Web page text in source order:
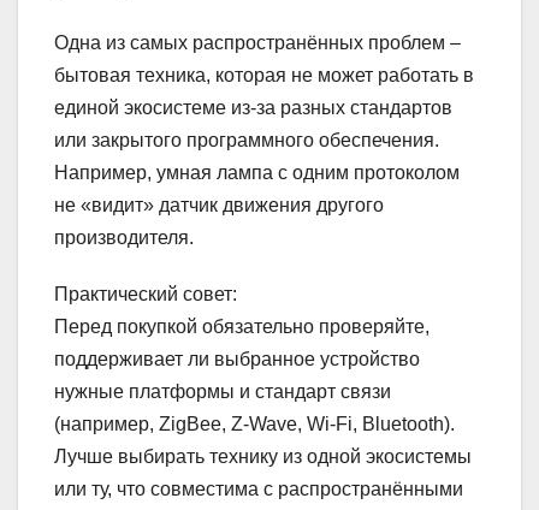
Одна из самых распространённых проблем –
бытовая техника, которая не может работать в
единой экосистеме из-за разных стандартов
или закрытого программного обеспечения.
Например, умная лампа с одним протоколом
не «видит» датчик движения другого
производителя.
Практический совет:
Перед покупкой обязательно проверяйте,
поддерживает ли выбранное устройство
нужные платформы и стандарт связи
(например, ZigBee, Z-Wave, Wi-Fi, Bluetooth).
Лучше выбирать технику из одной экосистемы
или ту, что совместима с распространёнными